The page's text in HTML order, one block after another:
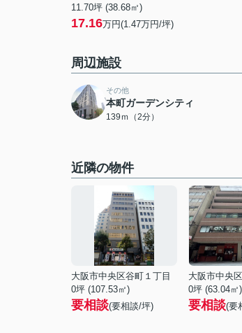
11.70坪 (38.68㎡)
17.16万円(1.47万円/坪)
周辺施設
その他
本町ガーデンシティ
139ｍ（2分）
近隣の物件
大阪市中央区谷町１丁目
0坪 (107.53㎡)
要相談(要相談/坪)
0坪 (63.04㎡)
要相談(要